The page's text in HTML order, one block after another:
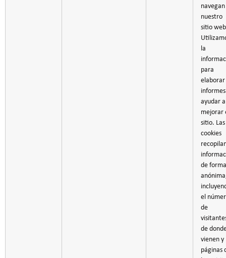
nuestro
sitio
la
para
elaborar
ayudar a
mejorar
sitio. Las
cookies
de forma
el
de
de
vienen y
páginas